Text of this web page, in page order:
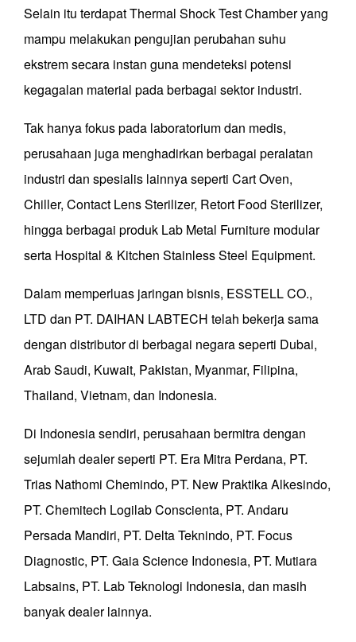
Selain itu terdapat Thermal Shock Test Chamber yang
mampu melakukan pengujian perubahan suhu
ekstrem secara instan guna mendeteksi potensi
kegagalan material pada berbagai sektor industri.
Tak hanya fokus pada laboratorium dan medis,
perusahaan juga menghadirkan berbagai peralatan
industri dan spesialis lainnya seperti Cart Oven,
Chiller, Contact Lens Sterilizer, Retort Food Sterilizer,
hingga berbagai produk Lab Metal Furniture modular
serta Hospital & Kitchen Stainless Steel Equipment.
Dalam memperluas jaringan bisnis, ESSTELL CO.,
LTD dan PT. DAIHAN LABTECH telah bekerja sama
dengan distributor di berbagai negara seperti Dubai,
Arab Saudi, Kuwait, Pakistan, Myanmar, Filipina,
Thailand, Vietnam, dan Indonesia.
Di Indonesia sendiri, perusahaan bermitra dengan
sejumlah dealer seperti PT. Era Mitra Perdana, PT.
Trias Nathomi Chemindo, PT. New Praktika Alkesindo,
PT. Chemitech Logilab Conscienta, PT. Andaru
Persada Mandiri, PT. Delta Teknindo, PT. Focus
Diagnostic, PT. Gaia Science Indonesia, PT. Mutiara
Labsains, PT. Lab Teknologi Indonesia, dan masih
banyak dealer lainnya.